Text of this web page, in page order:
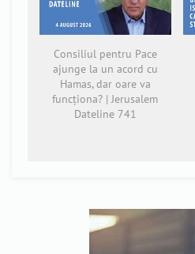
Consiliul pentru Pace
ajunge la un acord cu
Hamas, dar oare va
funcționa? | Jerusalem
Dateline 741